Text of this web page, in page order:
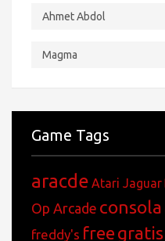
Game Tags
aracde Atari Jaguar
Op Arcade consola